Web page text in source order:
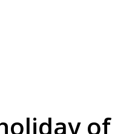
of